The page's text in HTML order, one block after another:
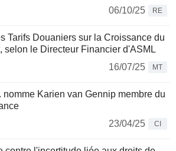
06/10/25
RE
Tarifs Douaniers sur la Croissance du
selon le Directeur Financier d'ASML
16/07/25
MT
nomme Karien van Gennip membre du
23/04/25
CI